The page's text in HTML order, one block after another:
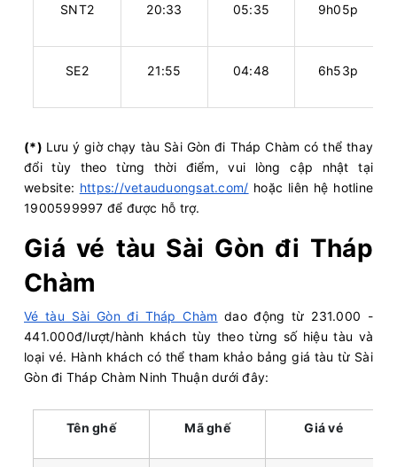
SNT2 20:33 05:35 9h05p
SE2 21:55 04:48 6h53p
(*) Lưu ý giờ chạy tàu Sài Gòn đi Tháp Chàm có thể thay
đổi tùy theo từng thời điểm, vui lòng cập nhật tại
website: https://vetauduongsat.com/ hoặc liên hệ hotline
1900599997 để được hỗ trợ.
Giá vé tàu Sài Gòn đi Tháp
Chàm
Vé tàu Sài Gòn đi Tháp Chàm dao động từ 231.000 -
441.000đ/lượt/hành khách tùy theo từng số hiệu tàu và
loại vé. Hành khách có thể tham khảo bảng giá tàu từ Sài
Gòn đi Tháp Chàm Ninh Thuận dưới đây:
Tên ghế Mã ghế Giá vé